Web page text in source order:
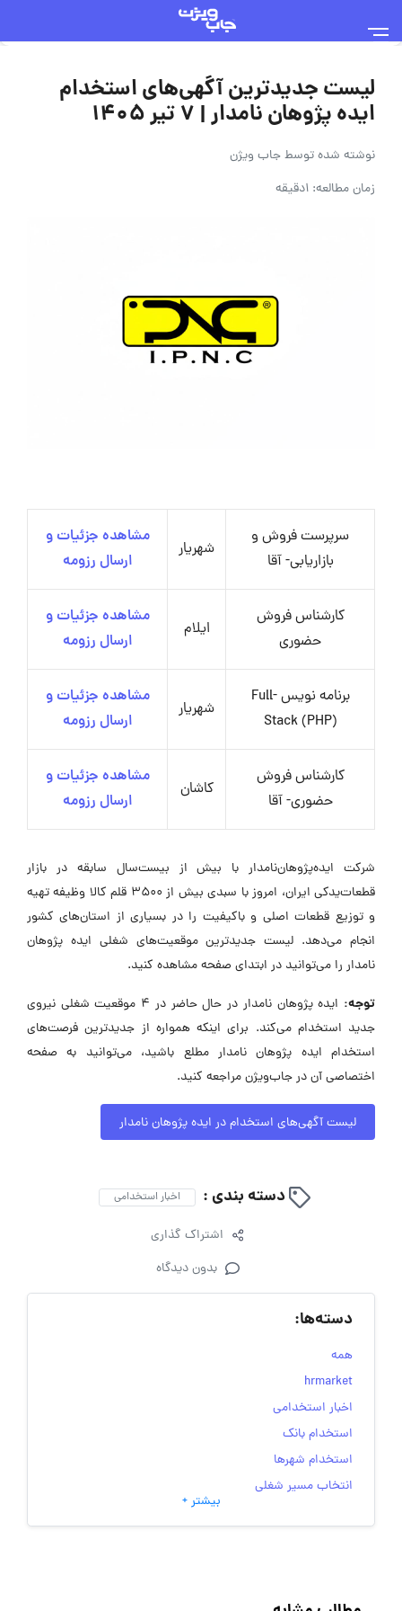
لیست جدیدترین آگهی‌های استخدام
ایده پژوهان نامدار | ۷ تیر ۱۴۰۵
نوشته شده توسطجاب ویژن
زمان مطالعه: 1دقیقه
سرپرست فروش و
بازاریابی- آقا
شهریار
مشاهده جزئیات و
ارسال رزومه
کارشناس فروش
حضوری
ایلام
مشاهده جزئیات و
ارسال رزومه
برنامه نویس Full-
Stack (PHP)
شهریار
مشاهده جزئیات و
ارسال رزومه
کارشناس فروش
حضوری- آقا
کاشان
مشاهده جزئیات و
ارسال رزومه
شرکت ایده‌پژوهان‌نامدار با بیش از بیست‌سال سابقه در بازار
قطعات‌یدکی ایران، امروز با سبدی بیش از ۳۵۰۰ قلم کالا وظیفه تهیه
و توزیع قطعات اصلی و باکیفیت را در بسیاری از استان‌های کشور
انجام می‌دهد. لیست جدیدترین موقعیت‌های شغلی ایده پژوهان
نامدار را می‌توانید در ابتدای صفحه مشاهده کنید.
توجه:
ایده پژوهان نامدار در حال حاضر در ۴ موقعیت شغلی نیروی
جدید استخدام می‌کند. برای اینکه همواره از جدیدترین فرصت‌های
استخدام ایده پژوهان نامدار مطلع باشید، می‌توانید به صفحه
اختصاصی آن در جاب‌ویژن مراجعه کنید.
لیست آگهی‌های استخدام در ایده پژوهان نامدار
دسته بندی : اخبار استخدامی
اشتراک گذاری
بدون دیدگاه
دسته‌ها:
همه
hrmarket
اخبار استخدامی
استخدام بانک
استخدام شهرها
انتخاب مسیر شغلی
به‌روزرسانی‌های سایت (کارجویی)
بیشتر +